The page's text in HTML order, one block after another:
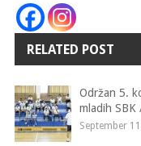
RELATED POST
Održan 5.
mladih SBK
September